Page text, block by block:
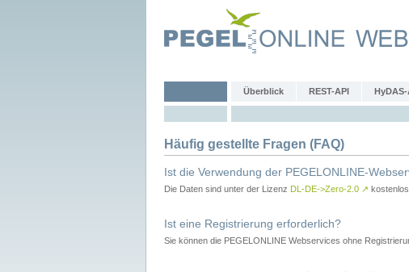
Überblick REST-API HyDAS-
Häufig gestellte Fragen (FAQ)
Ist die Verwendung der PEGELONLINE-
Die Daten sind unter der Lizenz DL-DE->Zero-2.0 ↗
Ist eine Registrierung erforderlich?
Sie können die PEGELONLINE Webservices ohne